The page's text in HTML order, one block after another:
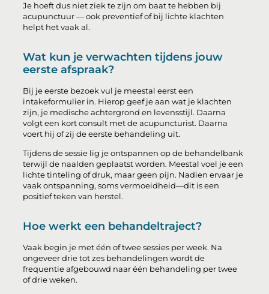
Je hoeft dus niet ziek te zijn om baat te hebben bij
acupunctuur — ook preventief of bij lichte klachten
helpt het vaak al.
Wat kun je verwachten tijdens jouw
eerste afspraak?
Bij je eerste bezoek vul je meestal eerst een
intakeformulier in. Hierop geef je aan wat je klachten
zijn, je medische achtergrond en levensstijl. Daarna
volgt een kort consult met de acupuncturist. Daarna
voert hij of zij de eerste behandeling uit.
Tijdens de sessie lig je ontspannen op de behandelbank
terwijl de naalden geplaatst worden. Meestal voel je een
lichte tinteling of druk, maar geen pijn. Nadien ervaar je
vaak ontspanning, soms vermoeidheid—dit is een
positief teken van herstel.
Hoe werkt een behandeltraject?
Vaak begin je met één of twee sessies per week. Na
ongeveer drie tot zes behandelingen wordt de
frequentie afgebouwd naar één behandeling per twee
of drie weken.